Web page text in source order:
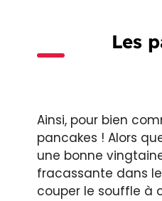
Les
Ainsi, pour bien
pancakes ! Alors
une bonne
fracassante dans
couper le souffle à